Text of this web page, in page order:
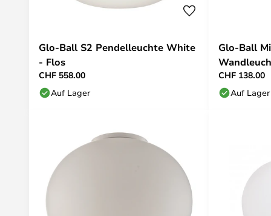
Glo-Ball S2 Pendelleuchte White
- Flos
CHF 558.00
Auf Lager
Glo-Ball
White -
CHF 138.00
Auf Lager